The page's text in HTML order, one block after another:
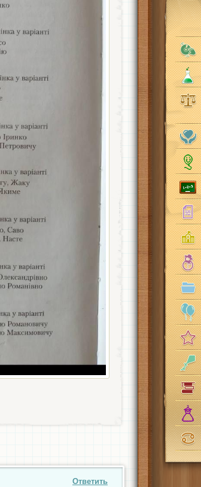
Ответить